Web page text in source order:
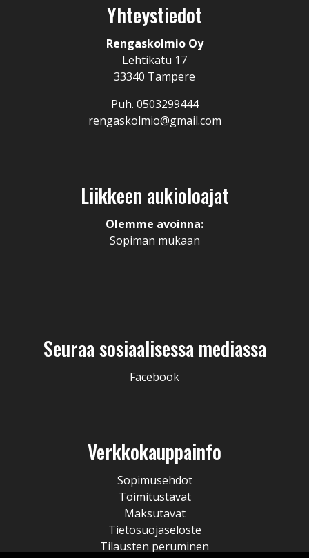
Yhteystiedot
Rengaskolmio Oy
Lehtikatu 17
33340 Tampere
Puh. 0503299444
rengaskolmio@gmail.com
Liikkeen aukioloajat
Olemme avoinna:
Sopiman mukaan
Seuraa sosiaalisessa mediassa
Facebook
Verkkokauppainfo
Sopimusehdot
Toimitustavat
Maksutavat
Tietosuojaseloste
Tilausten peruminen